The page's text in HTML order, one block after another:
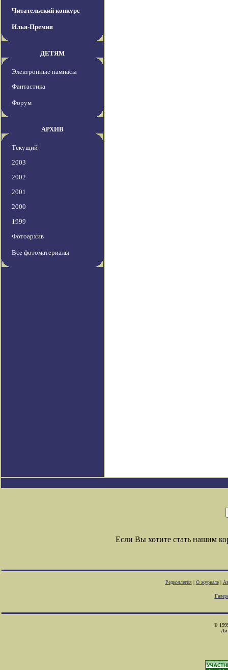
Читательский конкурс
Илья-Премия
ДЕТЯМ
Электронные пампасы
Фантастика
Форум
АРХИВ
Текущий
2003
2002
2001
2000
1999
Фотоархив
Все фотоматериалы
Если Вы хотите стать нашим
Редколлегия| О журнале|
©